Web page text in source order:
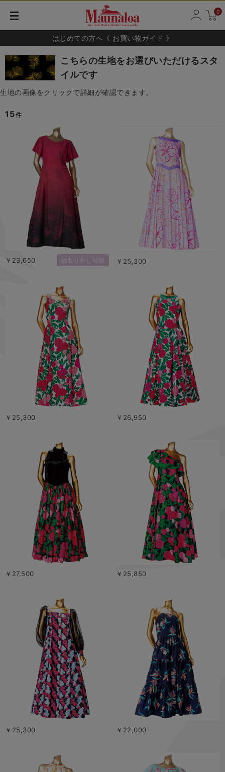
0
はじめての方へ《 お買い物ガイド 》
こちらの生地をお選びいただけるスタ
イルです
生地の画像をクリックで詳細が確認できます。
15件
￥23,650 袖取り外し可能 ￥25,300
￥25,300 ￥26,950
￥27,500 ￥25,850
￥25,300 ￥22,000